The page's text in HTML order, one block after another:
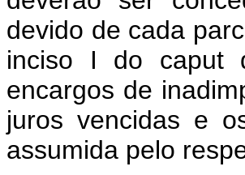
devido de cada
inciso I do caput
encargos de
juros vencidas e
assumida pelo